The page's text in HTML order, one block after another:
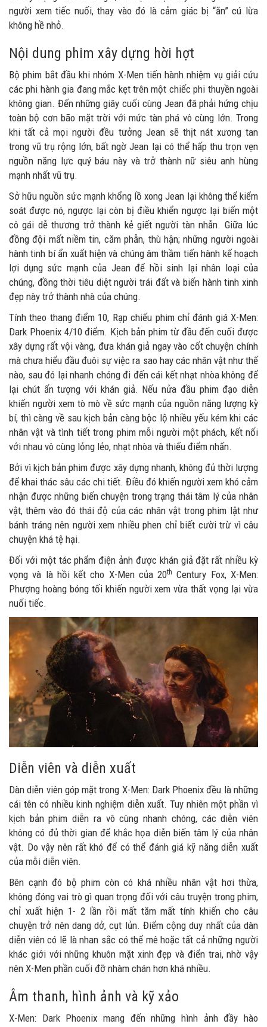
người xem tiếc nuối, thay vào đó là cảm giác bị “ăn” cú lừa
không hề nhỏ.
Nội dung phim xây dựng hời hợt
Bộ phim bắt đầu khi nhóm X-Men tiến hành nhiệm vụ giải cứu
các phi hành gia đang mắc kẹt trên một chiếc phi thuyền ngoài
không gian. Đến những giây cuối cùng Jean đã phải hứng chịu
toàn bộ cơn bão mặt trời với mức tàn phá vô cùng lớn. Trong
khi tất cả mọi người đều tưởng Jean sẽ thịt nát xương tan
trong vũ trụ rộng lớn, bất ngờ Jean lại có thể hấp thu trọn vẹn
nguồn năng lực quý báu này và trở thành nữ siêu anh hùng
mạnh nhất vũ trụ.
Sở hữu nguồn sức mạnh khổng lồ xong Jean lại không thể kiểm
soát được nó, ngược lại còn bị điều khiển ngược lại biến một
cô gái dễ thương trở thành kẻ giết người tàn nhẫn. Giữa lúc
đồng đội mất niềm tin, căm phẫn, thù hận; những người ngoài
hành tinh bí ẩn xuất hiện và chúng âm thầm tiến hành kế hoạch
lợi dụng sức mạnh của Jean để hồi sinh lại nhân loại của
chúng, đồng thời tiêu diệt người trái đất và biến hành tinh xinh
đẹp này trở thành nhà của chúng.
Tính theo thang điểm 10, Rạp chiếu phim chỉ đánh giá X-Men:
Dark Phoenix 4/10 điểm. Kịch bản phim từ đầu đến cuối được
xây dựng rất vội vàng, đưa khán giả ngay vào cốt chuyện chính
mà chưa hiểu đầu đuôi sự việc ra sao hay các nhân vật như thế
nào, sau đó lại nhanh chóng đi đến cái kết nhạt nhòa không để
lại chút ấn tượng với khán giả. Nếu nửa đầu phim đạo diễn
khiến người xem tò mò về sức mạnh của nguồn năng lượng kỳ
bí, thì càng về sau kịch bản càng bộc lộ nhiều yếu kém khi các
nhân vật và tình tiết trong phim mỗi người một phách, kết nối
với nhau vô cùng lỏng lẻo, nhạt nhòa và thiếu điểm nhấn.
Bởi vì kịch bản phim được xây dựng nhanh, không đủ thời lượng
để khai thác sâu các chi tiết. Điều đó khiến người xem khó cảm
nhận được những biến chuyện trong trạng thái tâm lý của nhân
vật, thêm vào đó thái độ của các nhân vật trong phim lật như
bánh tráng nên người xem nhiều phen chỉ biết cười trừ vì câu
chuyện khá tệ hại.
Đối với một tác phẩm điện ảnh được khán giả đặt rất nhiều kỳ
vọng và là hồi kết cho X-Men của 20th Century Fox, X-Men:
Phượng hoàng bóng tối khiến người xem vừa thất vọng lại vừa
nuối tiếc.
Diễn viên và diễn xuất
Dàn diễn viên góp mặt trong X-Men: Dark Phoenix đều là những
cái tên có nhiều kinh nghiệm diễn xuất. Tuy nhiên một phần vì
kịch bản phim diễn ra vô cùng nhanh chóng, các diễn viên
không có đủ thời gian để khắc họa diễn biến tâm lý của nhân
vật. Do vậy nên rất khó để có thể đánh giá kỹ năng diễn xuất
của mỗi diễn viên.
Bên cạnh đó bộ phim còn có khá nhiều nhân vật hơi thừa,
không đóng vai trò gì quan trọng đối với câu truyện trong phim,
chỉ xuất hiện 1- 2 lần rồi mất tăm mất tính khiến cho câu
chuyện trở nên dang dở, cụt lủn. Điểm cộng duy nhất của dàn
diễn viên có lẽ là nhan sắc có thể mê hoặc tất cả những người
khác giới với những khuôn mặt xinh đẹp và điển trai, nhờ vậy
nên X-Men phần cuối đỡ nhàm chán hơn khá nhiều.
Âm thanh, hình ảnh và kỹ xảo
X-Men: Dark Phoenix mang đến những hình ảnh đầy hào